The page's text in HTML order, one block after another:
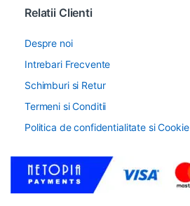
Relatii Clienti
Despre noi
Intrebari Frecvente
Schimburi si Retur
Termeni si Conditii
Politica de confidentialitate si Cookie